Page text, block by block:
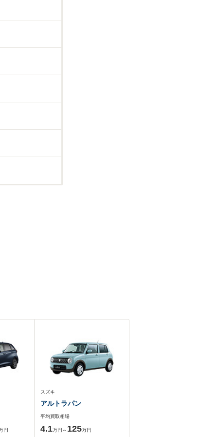
円
スズキ
アルトラパン
平均買取相場
4.1万円～ 125万円